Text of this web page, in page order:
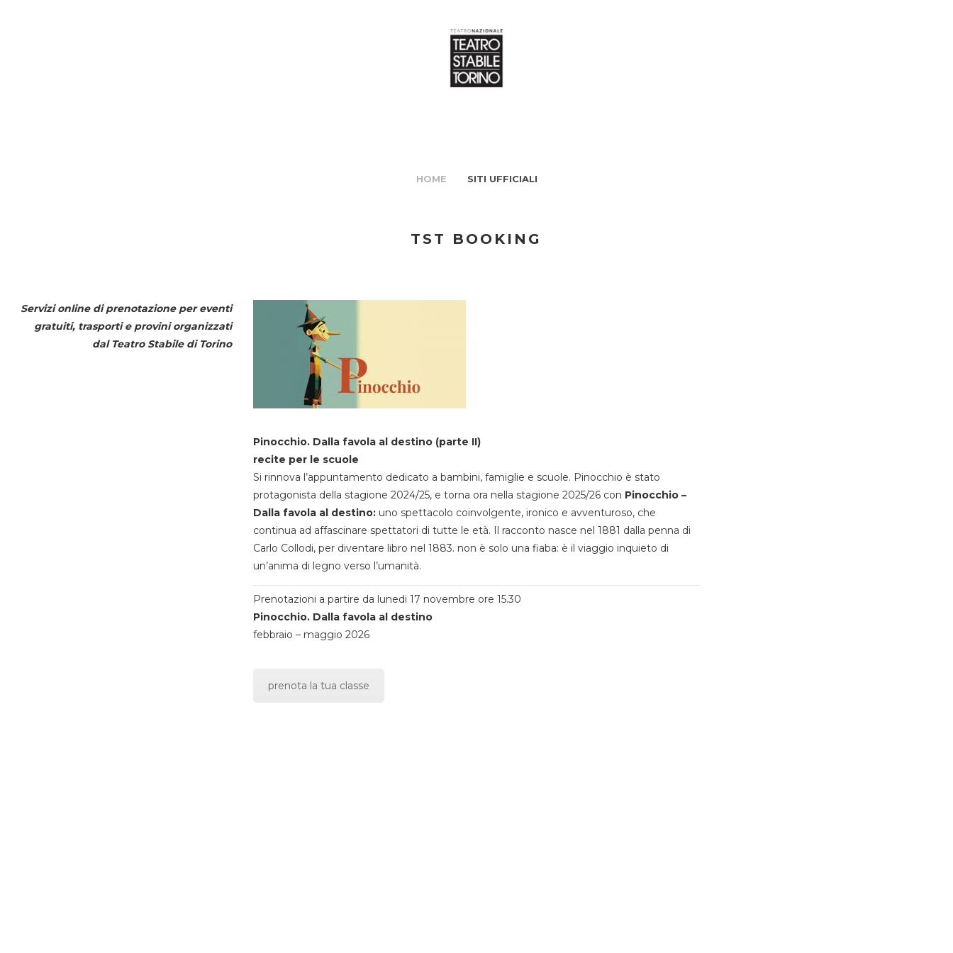
HOME SITI UFFICIALI
TST BOOKING
Servizi online di prenotazione per eventi
gratuiti, trasporti e provini organizzati
dal Teatro Stabile di Torino
Pinocchio. Dalla favola al destino (parte II)
recite per le scuole
Si rinnova l’appuntamento dedicato a bambini, famiglie e scuole. Pinocchio è stato
protagonista della stagione 2024/25, e torna ora nella stagione 2025/26 con Pinocchio –
Dalla favola al destino:uno spettacolo coinvolgente, ironico e avventuroso, che
continua ad affascinare spettatori di tutte le età. Il racconto nasce nel 1881 dalla penna di
Carlo Collodi, per diventare libro nel 1883. non è solo una fiaba: è il viaggio inquieto di
un’anima di legno verso l’umanità.
Prenotazioni a partire da lunedi 17 novembre ore 15.30
Pinocchio. Dalla favola al destino
febbraio – maggio 2026
prenota la tua classe